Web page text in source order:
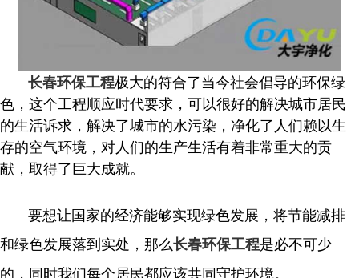
长春环保工程极大的符合了当今社会倡导的环保绿
色，这个工程顺应时代要求，可以很好的解决城市居民
的生活诉求，解决了城市的水污染，净化了人们赖以生
存的空气环境，对人们的生产生活有着非常重大的贡
献，取得了巨大成就。
要想让国家的经济能够实现绿色发展，将节能减排
和绿色发展落到实处，那么长春环保工程是必不可少
的，同时我们每个居民都应该共同守护环境。